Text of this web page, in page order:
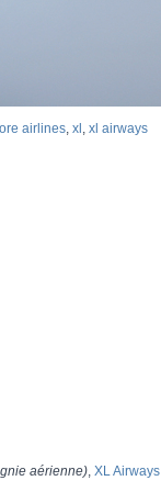
airlines, xl , xl airways
aérienne), XL Airways